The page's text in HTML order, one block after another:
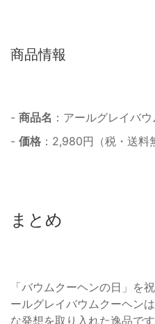
商品情報
- 商品名 ：アールグレイバ
- 価格 ：2,980円（税・送料
まとめ
「バウムクーヘンの日」を
ールグレイバウムクーヘン
な発想を取り入れた逸品で